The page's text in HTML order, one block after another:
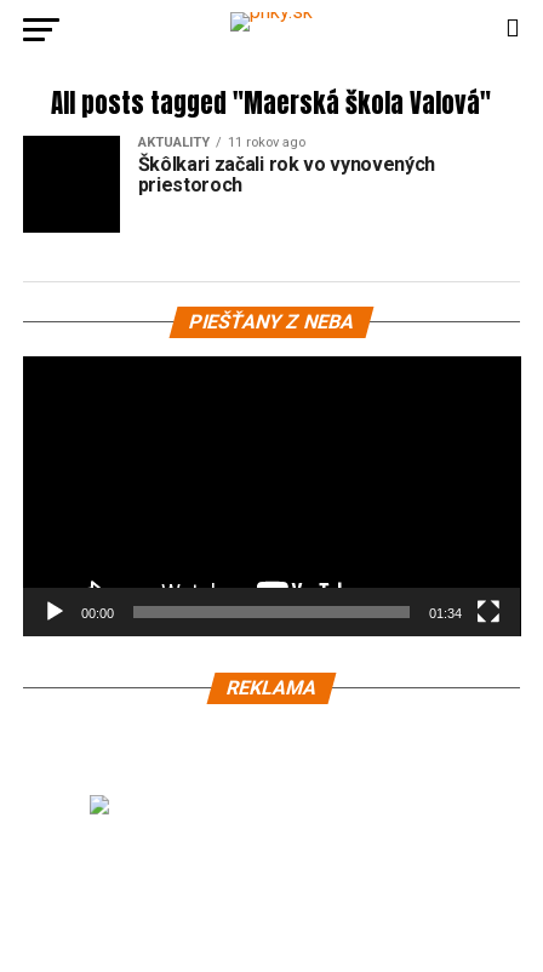
All posts tagged "Maerská škola Valová"
AKTUALITY 11 rokov ago
Škôlkari začali rok vo vynovených
priestoroch
PIEŠŤANY Z NEBA
00:00